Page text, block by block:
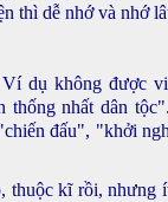
thì dễ nhớ và nhớ
dụ không được
thống nhất dân
đấu", "khởi
thuộc kĩ rồi, nhưng